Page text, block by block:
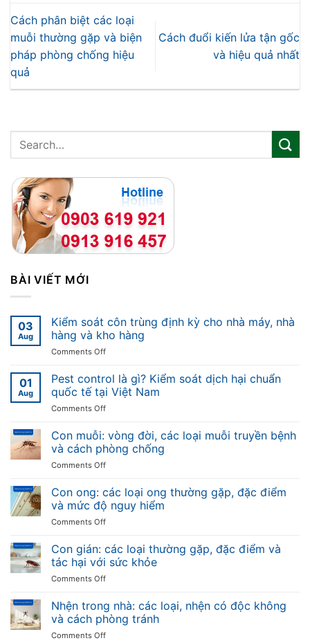
Cách phân biệt các loại
muỗi thường gặp và biện
pháp phòng chống hiệu
quả
Cách đuổi kiến lửa tận gốc
và hiệu quả nhất
BÀI VIẾT MỚI
03
Aug
Kiểm soát côn trùng định kỳ cho nhà máy, nhà
hàng và kho hàng
Comments Offon
soát
côn
trùng
định
cho
nhà
và
kho
01
Aug
Pest control là gì? Kiểm soát dịch hại chuẩn
quốc tế tại Việt Nam
Comments Offon
control
là
gì?
Kiểm
dịch
hại
chuẩn
tại
Việt
Con muỗi: vòng đời, các loại muỗi truyền bệnh
và cách phòng chống
Comments Offon
muỗi:
vòng
đời,
các
muỗi
truyền
phòng
chống
Con ong: các loại ong thường gặp, đặc điểm
và mức độ nguy hiểm
Comments Offon
ong:
các
loại
ong
gặp,
đặc
điểm
Con gián: các loại thường gặp, đặc điểm và
tác hại với sức khỏe
Comments Offon
gián:
các
loại
thường
Nhện trong nhà: các loại, nhện có độc không
và cách phòng tránh
Comments Offon